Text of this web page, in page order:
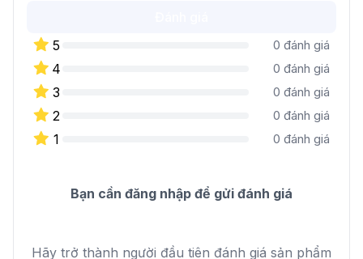
5
0 đánh giá
4 0 đánh giá
3 0 đánh giá
2 0 đánh giá
1 0 đánh giá
Bạn cần đăng nhập để gửi đánh giá
Hãy trở thành người đầu tiên đánh giá sản phẩm